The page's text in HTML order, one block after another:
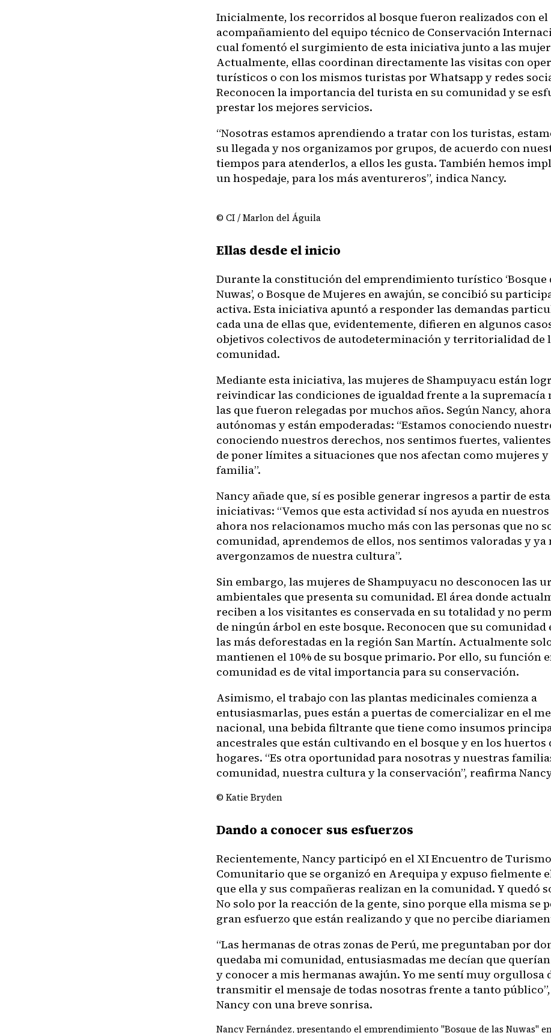
Inicialmente, los recorridos al bosque fueron realizados con el
acompañamiento del equipo técnico de Conservación
cual fomentó el surgimiento de esta iniciativa junto a las
Actualmente, ellas coordinan directamente las visitas con
turísticos o con los mismos turistas por Whatsapp y redes
Reconocen la importancia del turista en su comunidad y se
prestar los mejores servicios.
“Nosotras estamos aprendiendo a tratar con los turistas,
su llegada y nos organizamos por grupos, de acuerdo con
tiempos para atenderlos, a ellos les gusta. También hemos
un hospedaje, para los más aventureros”, indica Nancy.
© CI / Marlon del Águila
Ellas desde el inicio
Durante la constitución del emprendimiento turístico ‘Bosque
Nuwas’, o Bosque de Mujeres en awajún, se concibió su
activa. Esta iniciativa apuntó a responder las demandas
cada una de ellas que, evidentemente, difieren en algunos
objetivos colectivos de autodeterminación y territorialidad de
comunidad.
Mediante esta iniciativa, las mujeres de Shampuyacu están
reivindicar las condiciones de igualdad frente a la supremacía
las que fueron relegadas por muchos años. Según Nancy,
autónomas y están empoderadas: “Estamos conociendo
conociendo nuestros derechos, nos sentimos fuertes,
de poner límites a situaciones que nos afectan como mujeres y
familia”.
Nancy añade que, sí es posible generar ingresos a partir de
iniciativas: “Vemos que esta actividad sí nos ayuda en
ahora nos relacionamos mucho más con las personas que no
comunidad, aprendemos de ellos, nos sentimos valoradas y ya
avergonzamos de nuestra cultura”.
Sin embargo, las mujeres de Shampuyacu no desconocen las
ambientales que presenta su comunidad. El área donde
reciben a los visitantes es conservada en su totalidad y no
de ningún árbol en este bosque. Reconocen que su comunidad
las más deforestadas en la región San Martín. Actualmente
mantienen el 10% de su bosque primario. Por ello, su función
comunidad es de vital importancia para su conservación.
Asimismo, el trabajo con las plantas medicinales comienza a
entusiasmarlas, pues están a puertas de comercializar en el
nacional, una bebida filtrante que tiene como insumos
ancestrales que están cultivando en el bosque y en los huertos
hogares. “Es otra oportunidad para nosotras y nuestras
comunidad, nuestra cultura y la conservación”, reafirma
© Katie Bryden
Dando a conocer sus esfuerzos
Recientemente, Nancy participó en el XI Encuentro de Turismo
Comunitario que se organizó en Arequipa y expuso fielmente
que ella y sus compañeras realizan en la comunidad. Y quedó
No solo por la reacción de la gente, sino porque ella misma se
gran esfuerzo que están realizando y que no percibe
“Las hermanas de otras zonas de Perú, me preguntaban por
quedaba mi comunidad, entusiasmadas me decían que
y conocer a mis hermanas awajún. Yo me sentí muy orgullosa
transmitir el mensaje de todas nosotras frente a tanto
Nancy con una breve sonrisa.
Nancy Fernández, presentando el emprendimiento "Bosque de las Nuwas"